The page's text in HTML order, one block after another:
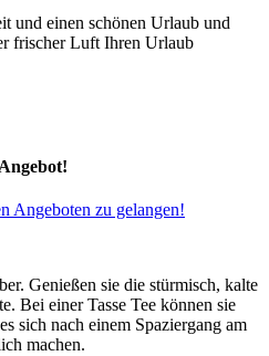
und einen schönen Urlaub und
frischer Luft Ihren Urlaub
Angeboten zu gelangen!
Genießen sie die stürmisch, kalte
Bei einer Tasse Tee können sie
sich nach einem Spaziergang am
machen.